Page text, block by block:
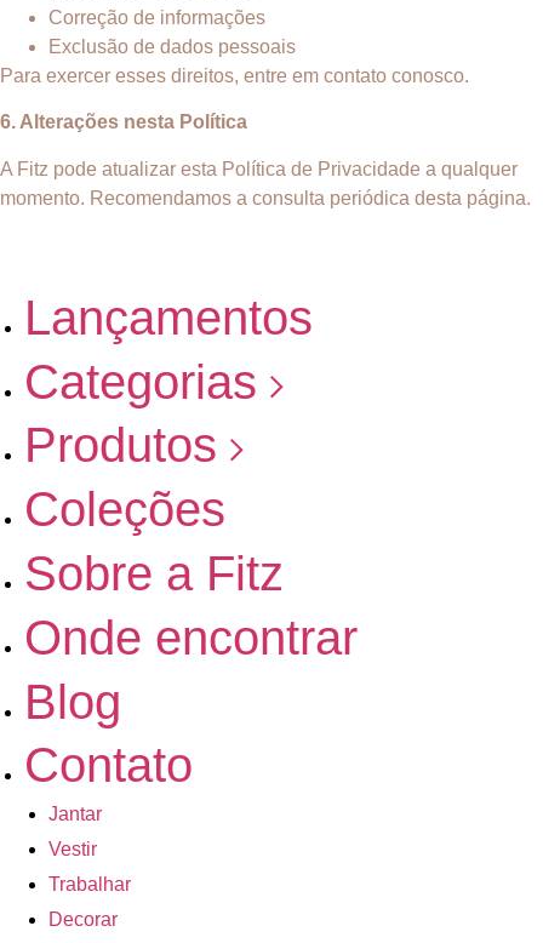
Correção de informações
Exclusão de dados pessoais
Para exercer esses direitos, entre em contato conosco.
6. Alterações nesta Política
A Fitz pode atualizar esta Política de Privacidade a qualquer
momento. Recomendamos a consulta periódica desta página.
Lançamentos
Categorias
Produtos
Coleções
Sobre a Fitz
Onde encontrar
Blog
Contato
Jantar
Vestir
Trabalhar
Decorar